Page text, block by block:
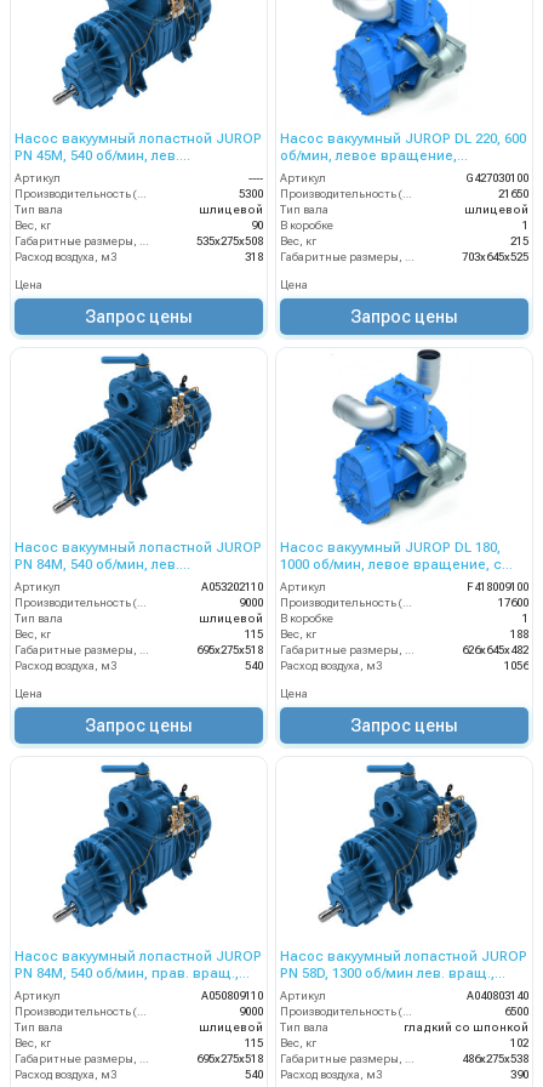
Насос вакуумный лопастной JUROP
PN 45M, 540 об/мин, лев.
вращ,редуктор, руч. 4-х. клапан
Артикул
----
Производительность (л/мин)
5300
Тип вала
шлицевой
Вес, кг
90
Габаритные размеры, мм
535х275х508
Расход воздуха, м3
318
Цена
Запрос цены
Насос вакуумный JUROP DL 220, 600
об/мин, левое вращение,
пневмоклапан, шлицевой вал
Артикул
G427030100
Производительность (л/мин)
21650
Тип вала
шлицевой
В коробке
1
Вес, кг
215
Габаритные размеры, мм
703х645х525
Цена
Запрос цены
Насос вакуумный лопастной JUROP
PN 84М, 540 об/мин, лев.
вращ,редуктор, руч. 4-х. клапан
Артикул
A053202110
9000
Тип вала
шлицевой
Вес, кг
115
695х275х518
Расход воздуха, м3
540
Цена
Запрос цены
Насос вакуумный JUROP DL 180,
1000 об/мин, левое вращение, с
фланцами FL под гидромотор
Артикул
F418009100
17600
В коробке
1
Вес, кг
188
626х645х482
Расход воздуха, м3
1056
Цена
Запрос цены
Насос вакуумный лопастной JUROP
PN 84M, 540 об/мин, прав. вращ.,
редуктор, руч. 4-х. клапан
Артикул
A050809110
9000
Тип вала
шлицевой
Вес, кг
115
695х275х518
Расход воздуха, м3
540
Насос вакуумный лопастной JUROP
PN 58D, 1300 об/мин лев. вращ.,
прям. гладкий вал, руч. 4-х. клапан
Артикул
A040803140
6500
Тип вала
гладкий со шпонкой
Вес, кг
102
486х275х538
Расход воздуха, м3
390